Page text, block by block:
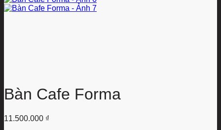
Bàn Cafe Forma
11.500.000 ₫